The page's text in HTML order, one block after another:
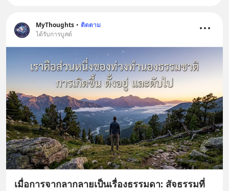
MyThoughts • ติดตาม
ได้รับการบูสต์
เมื่อการจากลากลายเป็นเรื่องธรรมดา: สัจธรรมที่